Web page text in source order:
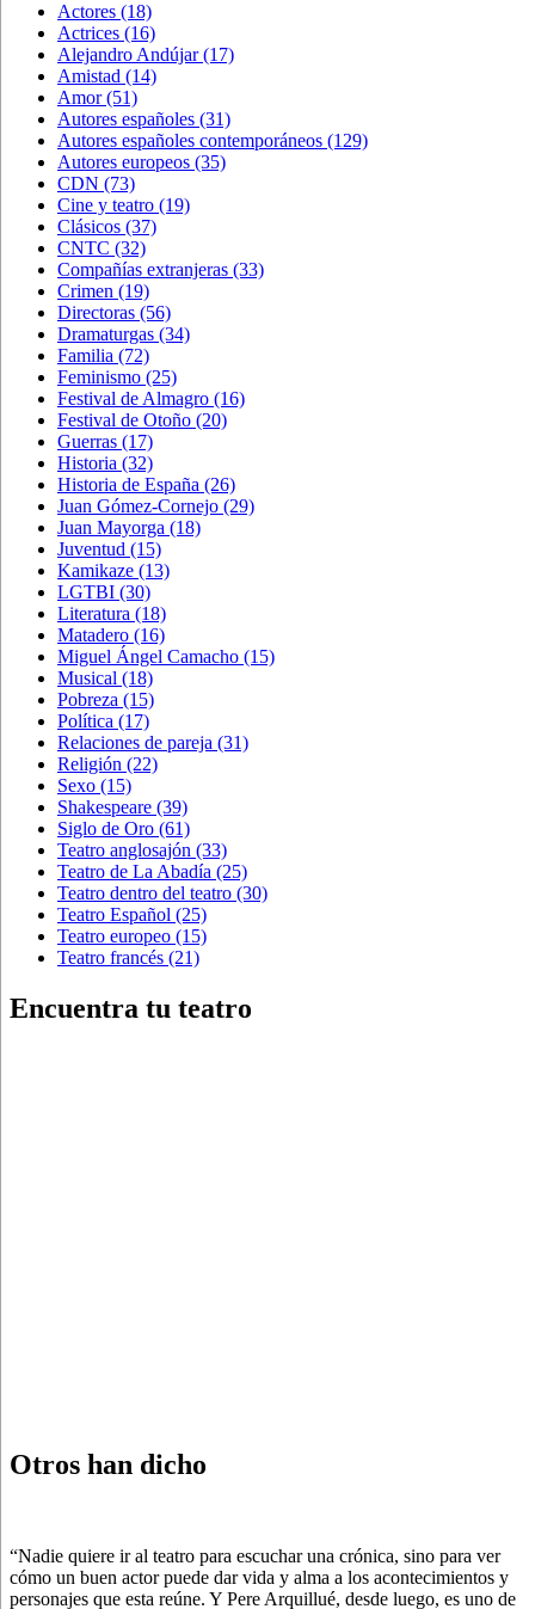
Actores (18)
Actrices (16)
Alejandro Andújar(17)
Amistad (14)
Amor(51)
Autores españoles (31)
Autores españoles contemporáneos (129)
Autores europeos (35)
CDN (73)
Cine y teatro (19)
Clásicos (37)
CNTC (32)
Compañías extranjeras (33)
Crimen (19)
Directoras (56)
Dramaturgas (34)
Familia (72)
Feminismo (25)
Festival de Almagro (16)
Festival de Otoño (20)
Guerras (17)
Historia (32)
Historia de España (26)
Juan Gómez-Cornejo (29)
Juan Mayorga (18)
Juventud (15)
Kamikaze (13)
LGTBI (30)
Literatura (18)
Matadero (16)
Miguel Ángel Camacho (15)
Musical (18)
Pobreza (15)
Política (17)
Relaciones de pareja (31)
Religión (22)
Sexo (15)
Shakespeare (39)
Siglo de Oro (61)
Teatro anglosajón (33)
Teatro de La Abadía (25)
Teatro dentro del teatro (30)
Teatro Español (25)
Teatro europeo (15)
Teatro francés (21)
Encuentra tu teatro
Otros han dicho
“Nadie quiere ir al teatro para escuchar una crónica, sino para ver
cómo un buen actor puede dar vida y alma a los acontecimientos y
personajes que esta reúne. Y Pere Arquillué, desde luego, es uno de